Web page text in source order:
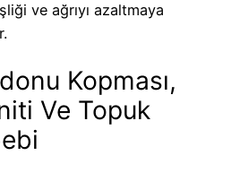
ve ağrıyı azaltmaya
Kopması,
Ve Topuk